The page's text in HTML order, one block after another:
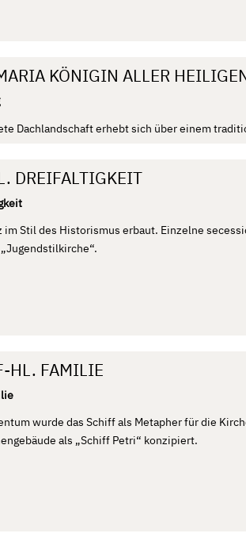
KÖNIGIN ALLER
Dachlandschaft erhebt sich über einem
DREIFALTIGKEIT
im Stil des Historismus erbaut. Einzelne
HL. FAMILIE
wurde das Schiff als Metapher für die
als „Schiff Petri“ konzipiert.